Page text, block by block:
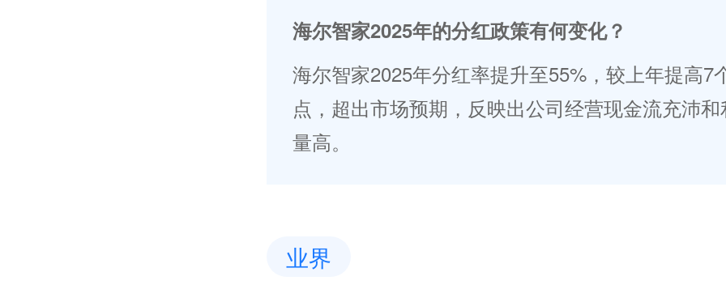
海尔智家2025年的分红政策有何变化？
海尔智家2025年分红率提升至55%，较上年提高7
点，超出市场预期，反映出公司经营现金流充沛
量高。
业界